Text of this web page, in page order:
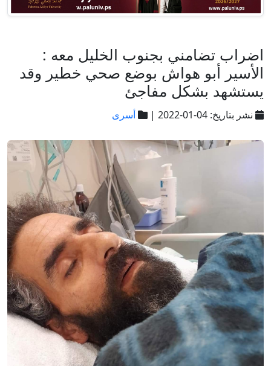
اضراب تضامني بجنوب الخليل معه :
الأسير أبو هواش بوضع صحي خطير وقد
يستشهد بشكل مفاجئ
نشر بتاريخ: 04-01-2022 | أسرى